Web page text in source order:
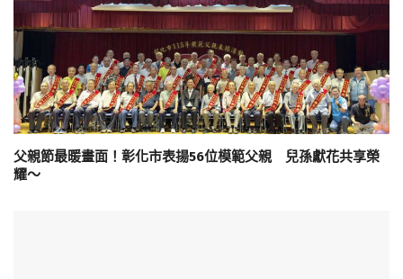
父親節最暖畫面！彰化市表揚56位模範父親 兒孫獻花共享榮
耀～